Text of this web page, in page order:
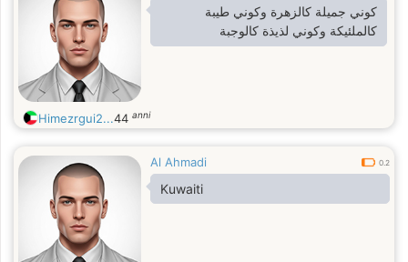
كوني جميلة كالزهرة وكوني طيبة
كالملئيكة وكوني لذيذة كالوجبة
Himezrgui2...44 anni
Al Ahmadi 0.2
Kuwaiti